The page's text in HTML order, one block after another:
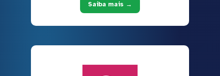
Saiba mais →